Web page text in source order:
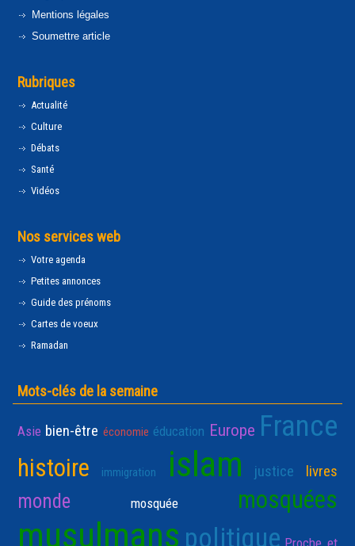
Mentions légales
Soumettre article
Rubriques
Actualité
Culture
Débats
Santé
Vidéos
Nos services web
Votre agenda
Petites annonces
Guide des prénoms
Cartes de voeux
Ramadan
Mots-clés de la semaine
Asie bien-être économie éducation Europe France
histoire immigration islam justice livres
monde mosquée mosquées
musulmans politique Proche et